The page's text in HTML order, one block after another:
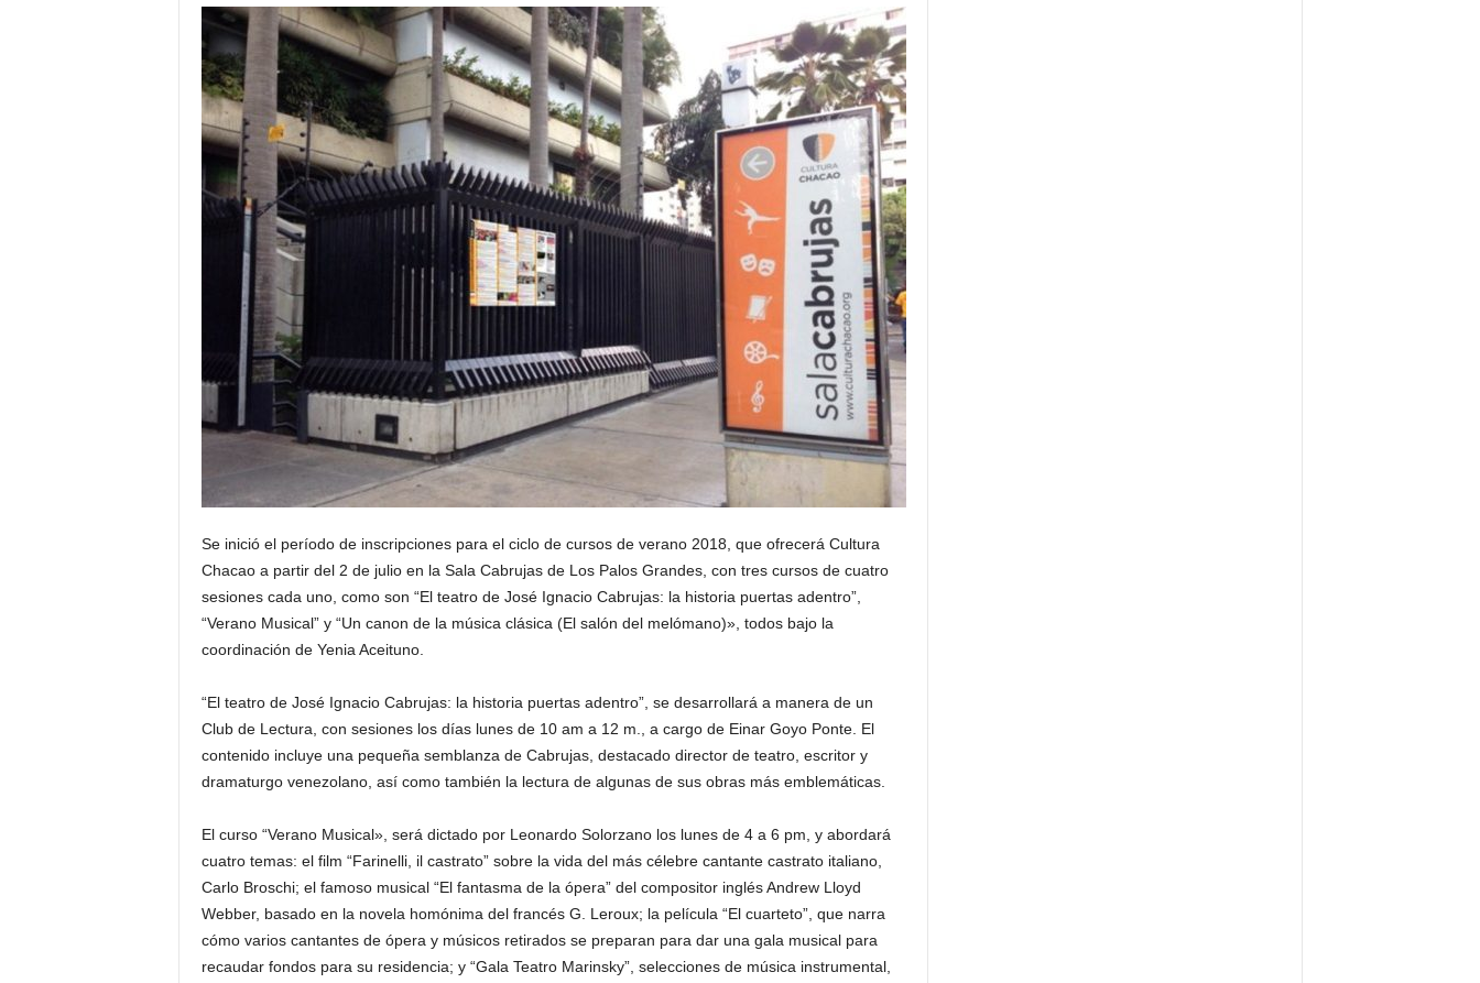
Se inició el período de inscripciones para el ciclo de cursos de verano 2018, que ofrecerá Cultura
Chacao a partir del 2 de julio en la Sala Cabrujas de Los Palos Grandes, con tres cursos de cuatro
sesiones cada uno, como son “El teatro de José Ignacio Cabrujas: la historia puertas adentro”,
“Verano Musical” y “Un canon de la música clásica (El salón del melómano)», todos bajo la
coordinación de Yenia Aceituno.
“El teatro de José Ignacio Cabrujas: la historia puertas adentro”, se desarrollará a manera de un
Club de Lectura, con sesiones los días lunes de 10 am a 12 m., a cargo de Einar Goyo Ponte. El
contenido incluye una pequeña semblanza de Cabrujas, destacado director de teatro, escritor y
dramaturgo venezolano, así como también la lectura de algunas de sus obras más emblemáticas.
El curso “Verano Musical», será dictado por Leonardo Solorzano los lunes de 4 a 6 pm, y abordará
cuatro temas: el film “Farinelli, il castrato” sobre la vida del más célebre cantante castrato italiano,
Carlo Broschi; el famoso musical “El fantasma de la ópera” del compositor inglés Andrew Lloyd
Webber, basado en la novela homónima del francés G. Leroux; la película “El cuarteto”, que narra
cómo varios cantantes de ópera y músicos retirados se preparan para dar una gala musical para
recaudar fondos para su residencia; y “Gala Teatro Marinsky”, selecciones de música instrumental,